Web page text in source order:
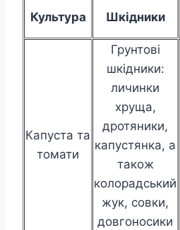
Культура Шкідники
Капуста та
томати
Грунтові
шкідники:
личинки
хруща,
дротяники,
капустянка, а
також
колорадський
жук, совки,
довгоносики